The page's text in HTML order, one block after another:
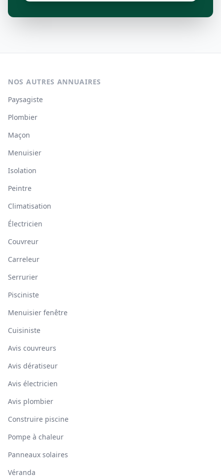
NOS AUTRES ANNUAIRES
Paysagiste
Plombier
Maçon
Menuisier
Isolation
Peintre
Climatisation
Électricien
Couvreur
Carreleur
Serrurier
Pisciniste
Menuisier fenêtre
Cuisiniste
Avis couvreurs
Avis dératiseur
Avis électricien
Avis plombier
Construire piscine
Pompe à chaleur
Panneaux solaires
Véranda